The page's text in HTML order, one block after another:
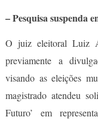
– Pesquisa suspenda
O juiz eleitoral Luiz
previamente a
visando as eleições
magistrado atendeu
Futuro’ em